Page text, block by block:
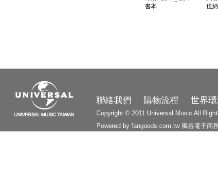
書本 ...
也
聯絡我們 購物流程 世界
Copyright © 2011 Universal Music All
Powered by fangoods.com.tw 風谷電子商